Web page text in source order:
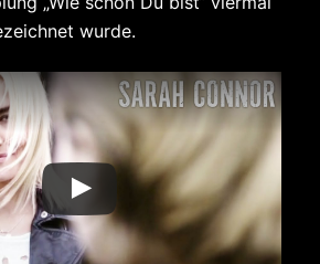
wurde.